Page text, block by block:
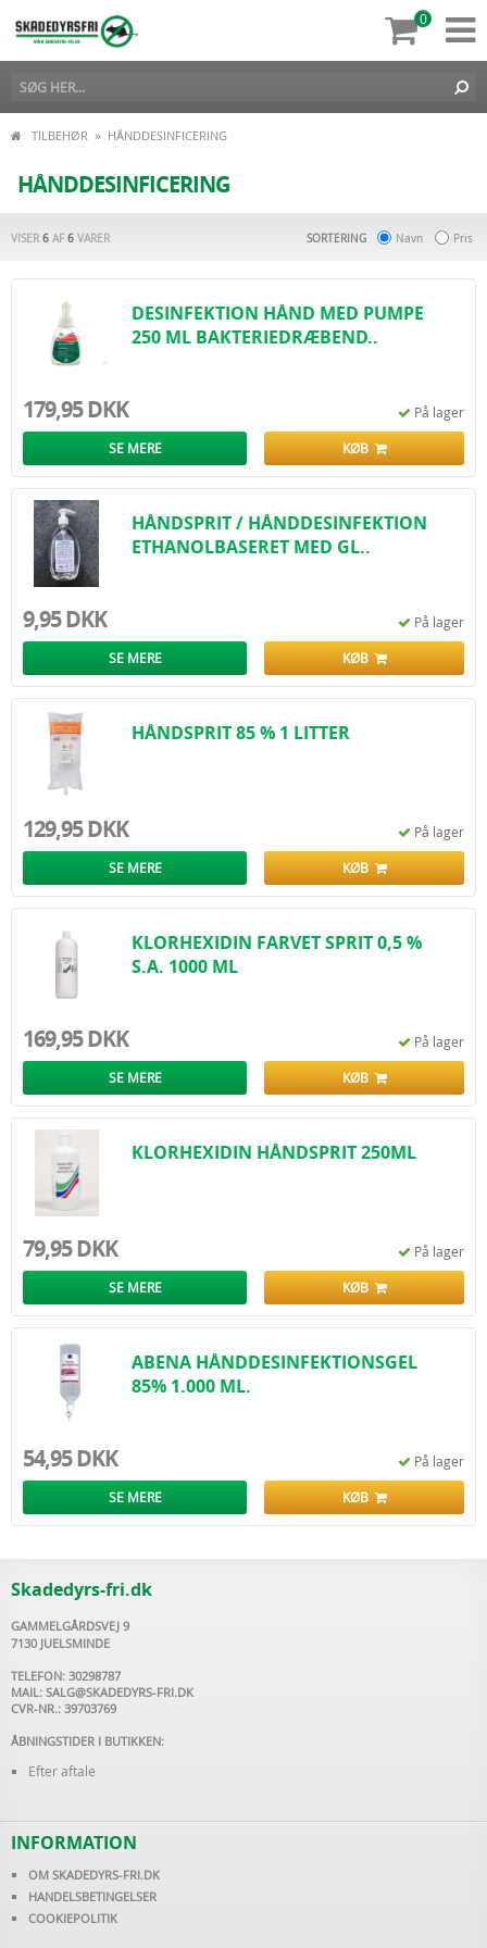
0
TILBEHØR » HÅNDDESINFICERING
HÅNDDESINFICERING
SORTERING Navn Pris
VISER 6 AF 6 VARER
DESINFEKTION HÅND MED PUMPE
250 ML BAKTERIEDRÆBEND..
179,95 DKK På lager
SE MERE KØB
HÅNDSPRIT / HÅNDDESINFEKTION
ETHANOLBASERET MED GL..
9,95 DKK På lager
SE MERE KØB
HÅNDSPRIT 85 % 1 LITTER
129,95 DKK På lager
SE MERE KØB
KLORHEXIDIN FARVET SPRIT 0,5 %
S.A. 1000 ML
169,95 DKK På lager
SE MERE KØB
KLORHEXIDIN HÅNDSPRIT 250ML
79,95 DKK På lager
SE MERE KØB
ABENA HÅNDDESINFEKTIONSGEL
85% 1.000 ML.
54,95 DKK På lager
SE MERE KØB
Skadedyrs-fri.dk
GAMMELGÅRDSVEJ 9
7130 JUELSMINDE
TELEFON: 30298787
MAIL: SALG@SKADEDYRS-FRI.DK
CVR-NR.: 39703769
ÅBNINGSTIDER I BUTIKKEN:
Efter aftale
INFORMATION
OM SKADEDYRS-FRI.DK
HANDELSBETINGELSER
COOKIEPOLITIK